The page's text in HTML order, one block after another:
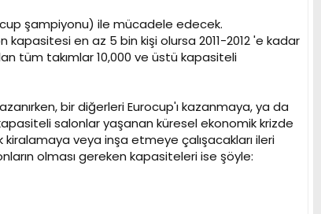
şampiyonu) ile mücadele edecek.
en az 5 bin kişi olursa 2011-2012 'e kadar
tüm takımlar 10,000 ve üstü kapasiteli
bir diğerleri Eurocup'ı kazanmaya, ya da
salonlar yaşanan küresel ekonomik krizde
veya inşa etmeye çalışacakları ileri
olması gereken kapasiteleri ise şöyle: